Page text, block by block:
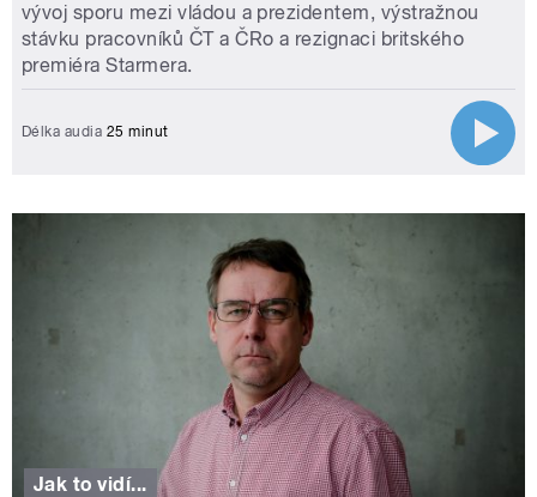
vývoj sporu mezi vládou a prezidentem, výstražnou
stávku pracovníků ČT a ČRo a rezignaci britského
premiéra Starmera.
Délka audia 25 minut
Jak to vidí...